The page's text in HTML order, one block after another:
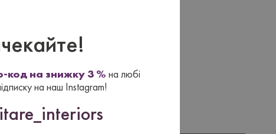
код на знижку 3 % на любі
на наш Instagram!